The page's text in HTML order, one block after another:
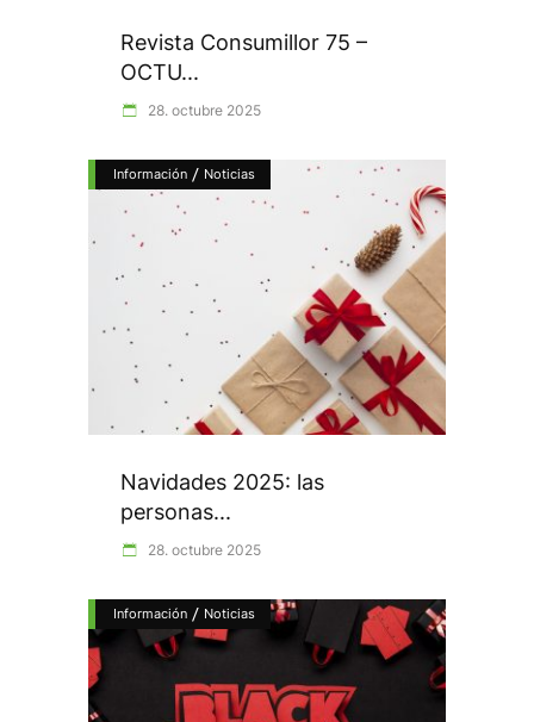
Revista Consumillor 75 –
OCTU...
28. octubre 2025
Información / Noticias
Navidades 2025: las
personas...
28. octubre 2025
Información / Noticias